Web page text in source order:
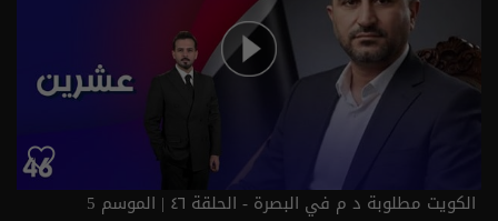
الكويت مطلوبة د م في البصرة - الحلقة ٤٦ | الموسم 5